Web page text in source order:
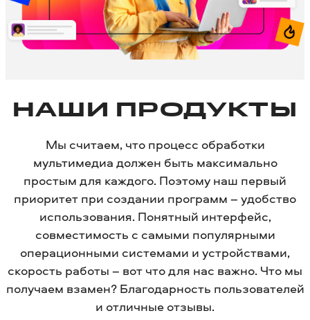
НАШИ ПРОДУКТЫ
Мы считаем, что процесс обработки
мультимедиа должен быть максимально
простым для каждого. Поэтому наш первый
приоритет при создании программ – удобство
использования. Понятный интерфейс,
совместимость с самыми популярными
операционными системами и устройствами,
скорость работы – вот что для нас важно. Что мы
получаем взамен? Благодарность пользователей
и отличные отзывы.